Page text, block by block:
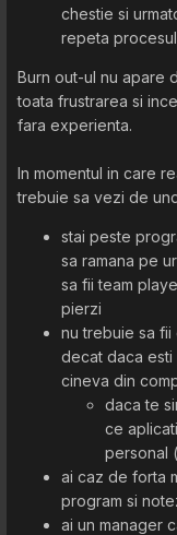
chestie si
repeta
Burn out-ul nu apare
toata frustrarea si
fara experienta.
In momentul in care
trebuie sa vezi de
stai peste
sa ramana pe
sa fii team
pierzi
nu trebuie sa fii
decat daca esti
cineva din
daca te
ce
personal
ai caz de forta
program si
ai un manager